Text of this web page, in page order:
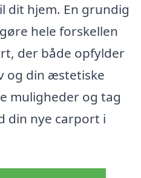
dit hjem. En grundig
hele forskellen
der både opfylder
og din æstetiske
muligheder og tag
din nye carport i